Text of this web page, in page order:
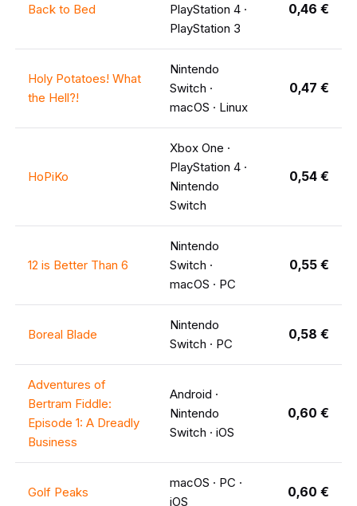
Back to Bed
PlayStation 4 ·
PlayStation 3
0,46 €
Holy Potatoes! What
the Hell?!
Nintendo
Switch ·
macOS · Linux
0,47 €
HoPiKo
Xbox One ·
PlayStation 4 ·
Nintendo
Switch
0,54 €
12 is Better Than 6
Nintendo
Switch ·
macOS · PC
0,55 €
Boreal Blade
Nintendo
Switch · PC
0,58 €
Adventures of
Bertram Fiddle:
Episode 1: A Dreadly
Business
Android ·
Nintendo
Switch · iOS
0,60 €
Golf Peaks
macOS · PC ·
iOS
0,60 €